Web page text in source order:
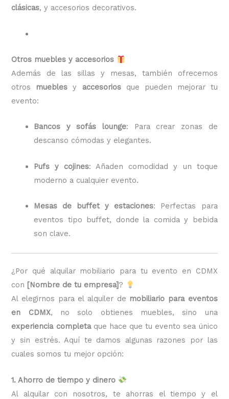
clásicas, y accesorios decorativos.
Otros muebles y accesorios
Además de las sillas y mesas, también ofrecemos
otros muebles y accesoriosque pueden mejorar tu
evento:
Bancos y sofás lounge: Para crear zonas de
descanso cómodas y elegantes.
Pufs y cojines: Añaden comodidad y un toque
moderno a cualquier evento.
Mesas de buffet y estaciones: Perfectas para
eventos tipo buffet, donde la comida y bebida
son clave.
¿Por qué alquilar mobiliario para tu evento en CDMX
con [Nombre de tu empresa]?
Al elegirnos para el alquiler de mobiliario para eventos
en CDMX, no solo obtienes muebles, sino una
experiencia completaque hace que tu evento sea único
y sin estrés. Aquí te damos algunas razones por las
cuales somos tu mejor opción:
1. Ahorro de tiempo y dinero
Al alquilar con nosotros, te ahorras el tiempo y el